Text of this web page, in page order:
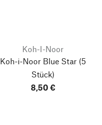
Koh-I-Noor
Koh-i-Noor Blue Star (5
Stück)
8,50 €